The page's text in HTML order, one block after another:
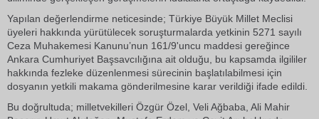
Yapılan değerlendirme neticesinde; Türkiye Büyük Millet Meclisi
üyeleri hakkında yürütülecek soruşturmalarda yetkinin 5271 sayılı
Ceza Muhakemesi Kanunu’nun 161/9'uncu maddesi gereğince
Ankara Cumhuriyet Başsavcılığına ait olduğu, bu kapsamda ilgililer
hakkında fezleke düzenlenmesi sürecinin başlatılabilmesi için
dosyanın yetkili makama gönderilmesine karar verildiği ifade edildi.
Bu doğrultuda; milletvekilleri Özgür Özel, Veli Ağbaba, Ali Mahir